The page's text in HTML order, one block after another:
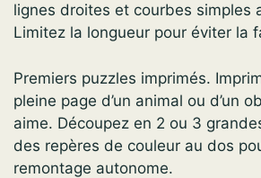
lignes droites et courbes simples
Limitez la longueur pour éviter la
Premiers puzzles imprimés.
pleine page d’un animal ou d’un
aime. Découpez en 2 ou 3
des repères de couleur au dos
remontage autonome.